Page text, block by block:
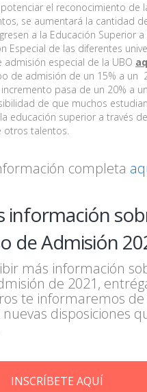
el reconocimiento de
se aumentará la cantidad
a la Educación Superior a
Especial de las diferentes
admisión especial de la UBO
de admisión de un 15% a un
pasa de un 20% a
de que muchos
educación superior a través
otros talentos.
completa
información
de Admisión
más información
de 2021,
te informaremos
disposiciones
INSCRÍBETE AQUÍ